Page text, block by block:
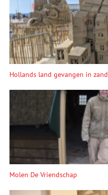
Hollands land gevangen in zand
Molen De Vriendschap